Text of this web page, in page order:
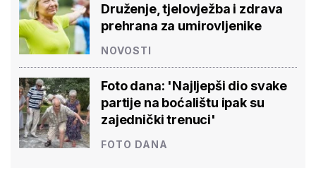
Druženje, tjelovježba i zdrava
prehrana za umirovljenike
NOVOSTI
Foto dana: 'Najljepši dio svake
partije na boćalištu ipak su
zajednički trenuci'
FOTO DANA